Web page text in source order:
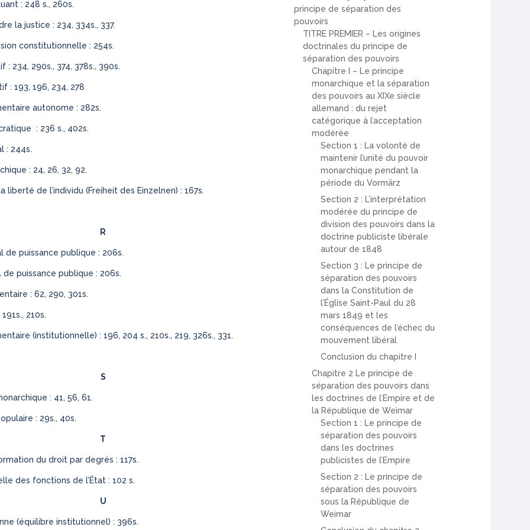
: 248 s., 260s.
la justice : 234, 334s., 337.
constitutionnelle : 254s.
: 234, 290s., 374, 378s., 390s.
: 193, 196, 234, 278
autonome : 282s.
: 236 s., 402s.
: 244s.
: 24, 26, 32, 92.
liberté de l’individu (Freiheit des Einzelnen) : 167s.
R
de puissance publique : 206s.
puissance publique : 206s.
: 62, 290, 301s.
210s.
(institutionnelle) : 196, 204 s., 210s., 219, 326s., 331.
S
: 41, 56, 61.
: 29s., 40s.
T
du droit par degrés : 117s.
des fonctions de l’État : 102 s.
U
(équilibre institutionnel) : 396s.
principe de séparation des
pouvoirs
TITRE PREMIER – Les origines
doctrinales du principe de
séparation des pouvoirs
Chapitre I – Le principe
monarchique et la séparation
des pouvoirs au XIXe siècle
allemand : du rejet
catégorique à l’acceptation
modérée
Section 1 : La volonté de
maintenir l’unité du pouvoir
monarchique pendant la
période du Vormärz
Section 2 : L’interprétation
modérée du principe de
division des pouvoirs dans la
doctrine publiciste libérale
autour de 1848
Section 3 : Le principe de
séparation des pouvoirs
dans la Constitution de
l’Église Saint-Paul du 28
mars 1849 et les
conséquences de l’échec du
mouvement libéral
Conclusion du chapitre I
Chapitre 2 Le principe de
séparation des pouvoirs dans
les doctrines de l’Empire et de
la République de Weimar
Section 1 : Le principe de
séparation des pouvoirs
dans les doctrines
publicistes de l’Empire
Section 2 : Le principe de
séparation des pouvoirs
sous la République de
Weimar